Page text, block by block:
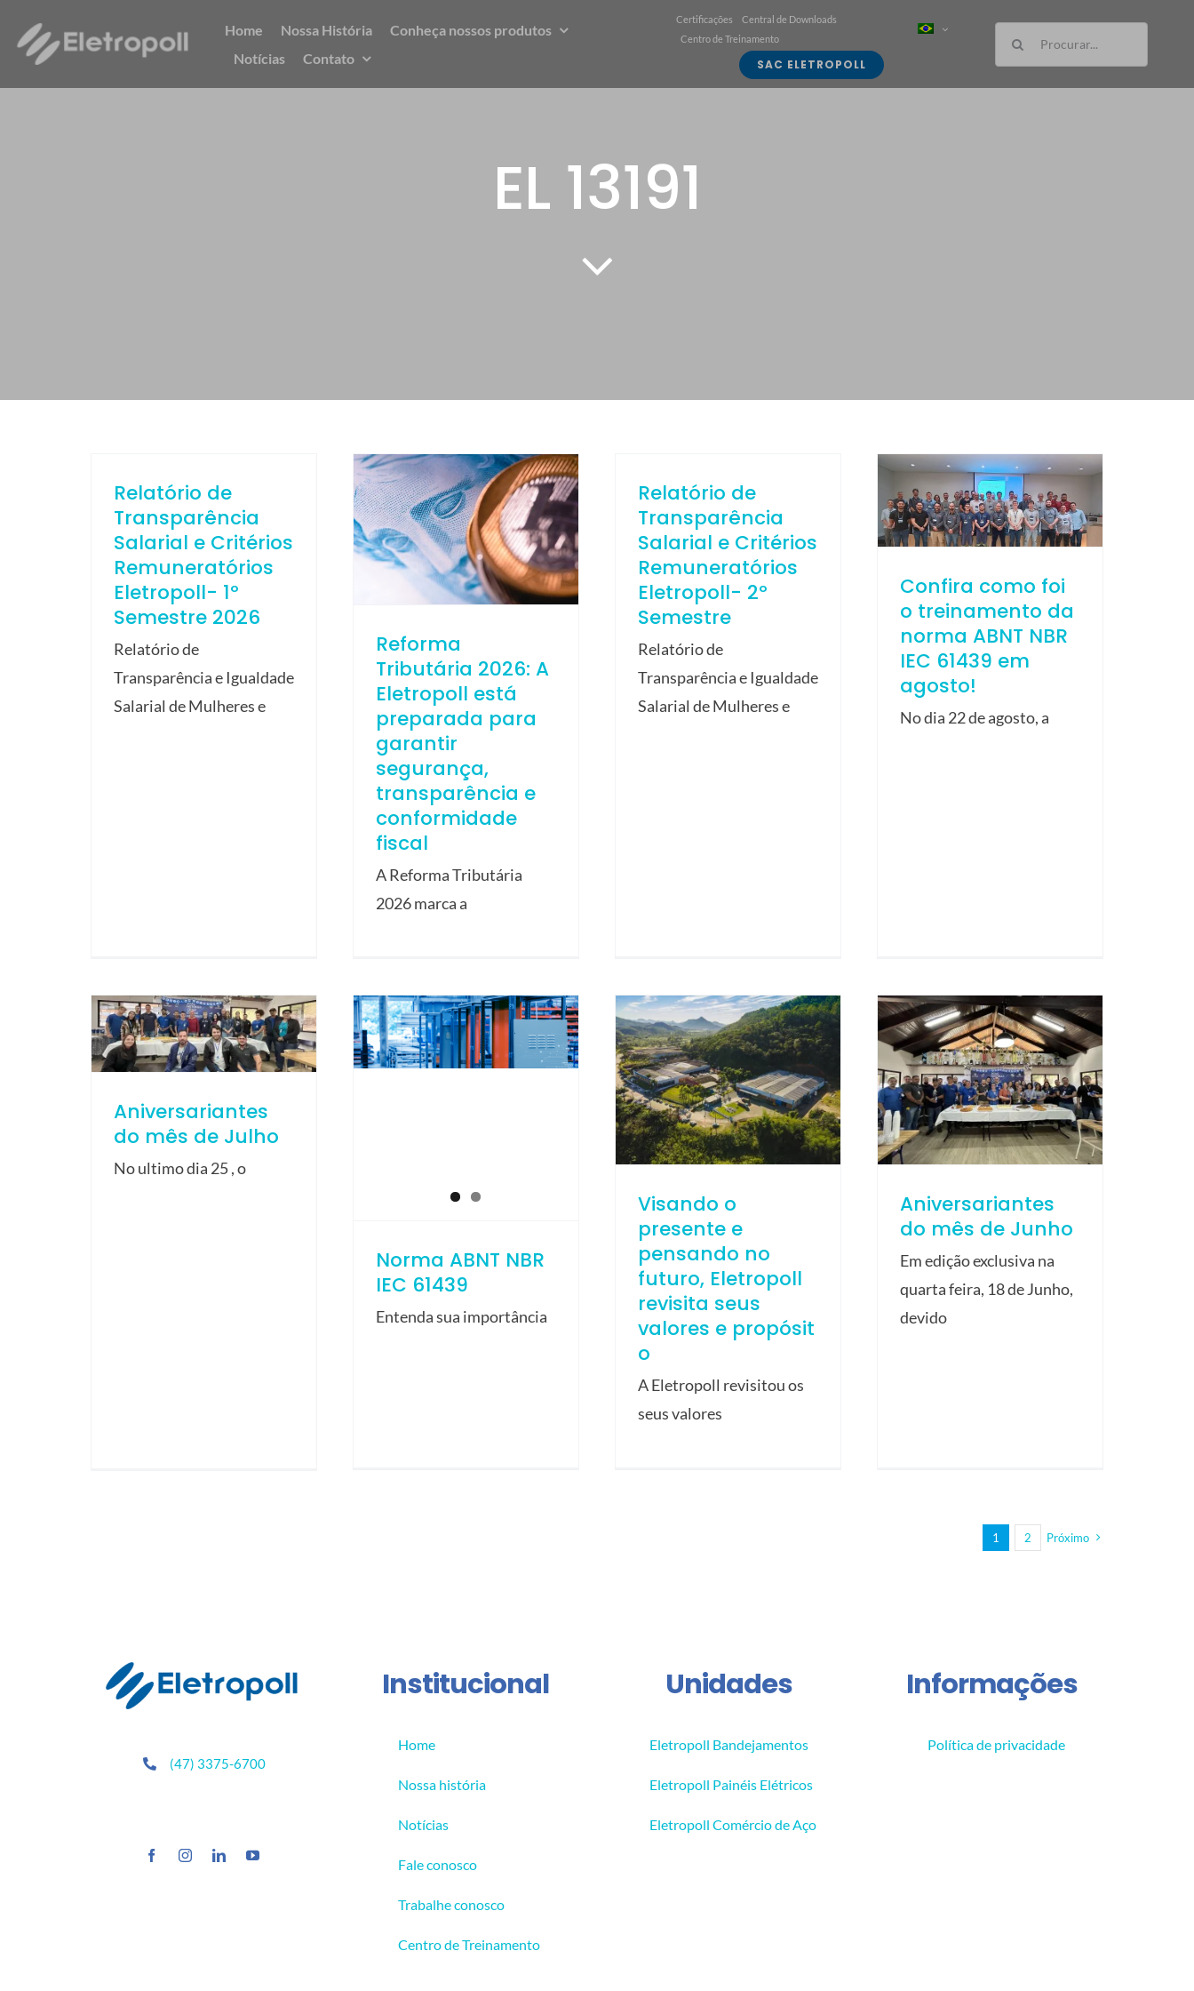
para
Home Nossa História
Conheça nossos produtos
Notícias
Contato
Certificações
Central de Downloads
Centro de Treinamento
SAC ELETROPOLL
Buscar
resultados
para:
EL 13191
Relatório de
Transparência
Salarial e Critérios
Remuneratórios
Eletropoll- 1º
Semestre 2026
Relatório de
Transparência e Igualdade
Salarial de Mulheres e
Reforma
Tributária 2026: A
Eletropoll está
preparada para
garantir
segurança,
transparência e
conformidade
fiscal
A Reforma Tributária
2026 marca a
Relatório de
Transparência
Salarial e Critérios
Remuneratórios
Eletropoll- 2º
Semestre
Relatório de
Transparência e Igualdade
Salarial de Mulheres e
Confira como foi
o treinamento da
norma ABNT NBR
IEC 61439 em
agosto!
No dia 22 de agosto, a
Aniversariantes
do mês de Julho
No ultimo dia 25 , o
Norma ABNT NBR
IEC 61439
Entenda sua importância
Visando o
presente e
pensando no
futuro, Eletropoll
revisita seus
valores e propósit
o
A Eletropoll revisitou os
seus valores
Aniversariantes
do mês de Junho
Em edição exclusiva na
quarta feira, 18 de Junho,
devido
1 2 Próximo
(47) 3375-6700
Institucional
Home
Nossa história
Notícias
Fale conosco
Trabalhe conosco
Centro de Treinamento
Unidades
Eletropoll Bandejamentos
Eletropoll Painéis Elétricos
Eletropoll Comércio de Aço
Informações
Política de privacidade